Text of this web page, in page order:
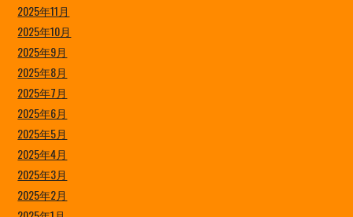
2025年11月
2025年10月
2025年9月
2025年8月
2025年7月
2025年6月
2025年5月
2025年4月
2025年3月
2025年2月